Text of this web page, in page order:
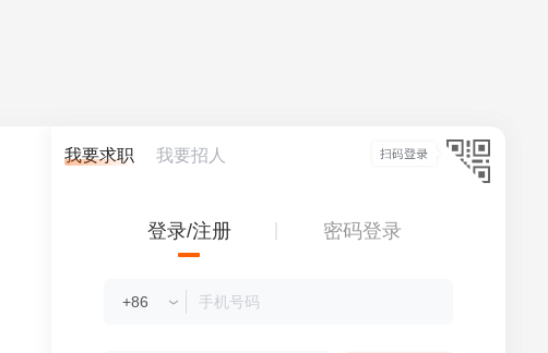
我要求职 我要招人
登录/注册 密码登录